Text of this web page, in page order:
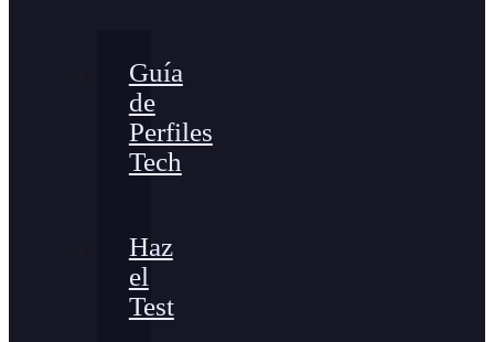
Guía
de
Perfiles
Tech
Haz
el
Test